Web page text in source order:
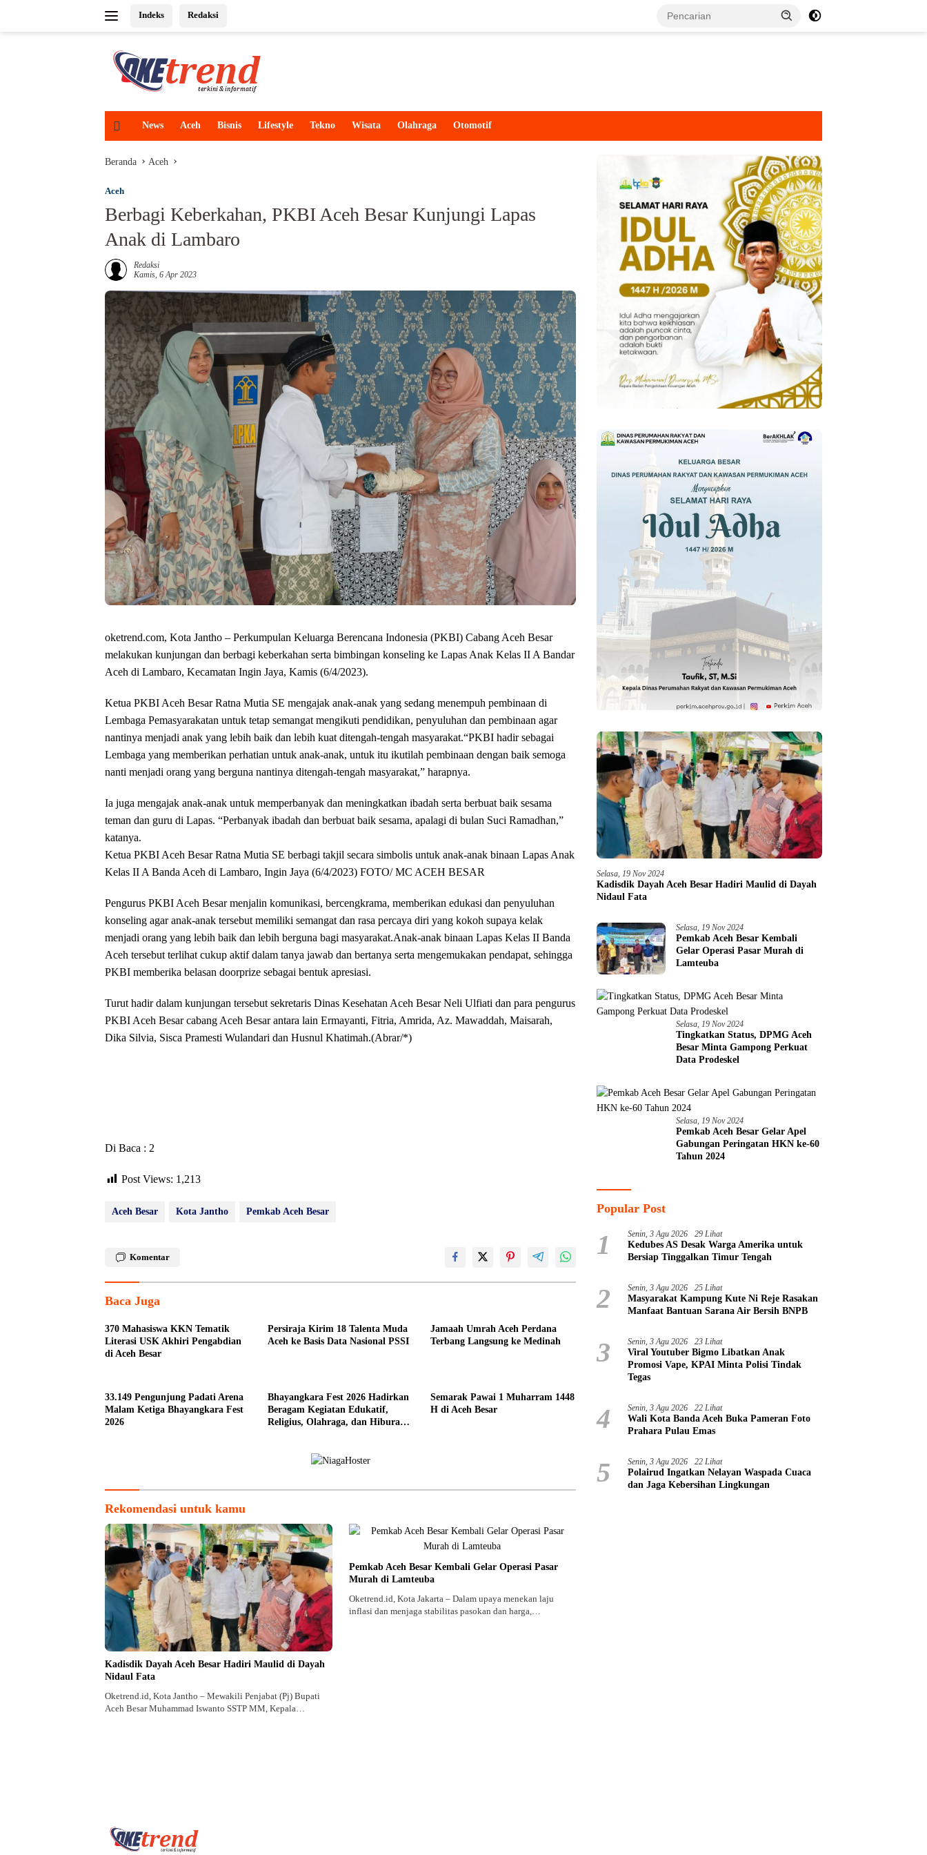
Indeks Redaksi
e
News Aceh Bisnis Lifestyle Tekno Wisata Olahraga Otomotif
Beranda Aceh
Aceh
Berbagi Keberkahan, PKBI Aceh Besar Kunjungi Lapas
Anak di Lambaro
Redaksi
Kamis, 6 Apr 2023
oketrend.com, Kota Jantho – Perkumpulan Keluarga Berencana Indonesia (PKBI) Cabang Aceh Besar
melakukan kunjungan dan berbagi keberkahan serta bimbingan konseling ke Lapas Anak Kelas II A Bandar
Aceh di Lambaro, Kecamatan Ingin Jaya, Kamis (6/4/2023).
Ketua PKBI Aceh Besar Ratna Mutia SE mengajak anak-anak yang sedang menempuh pembinaan di
Lembaga Pemasyarakatan untuk tetap semangat mengikuti pendidikan, penyuluhan dan pembinaan agar
nantinya menjadi anak yang lebih baik dan lebih kuat ditengah-tengah masyarakat.“PKBI hadir sebagai
Lembaga yang memberikan perhatian untuk anak-anak, untuk itu ikutilah pembinaan dengan baik semoga
nanti menjadi orang yang berguna nantinya ditengah-tengah masyarakat,” harapnya.
Ia juga mengajak anak-anak untuk memperbanyak dan meningkatkan ibadah serta berbuat baik sesama
teman dan guru di Lapas. “Perbanyak ibadah dan berbuat baik sesama, apalagi di bulan Suci Ramadhan,”
katanya.
Ketua PKBI Aceh Besar Ratna Mutia SE berbagi takjil secara simbolis untuk anak-anak binaan Lapas Anak
Kelas II A Banda Aceh di Lambaro, Ingin Jaya (6/4/2023) FOTO/ MC ACEH BESAR
Pengurus PKBI Aceh Besar menjalin komunikasi, bercengkrama, memberikan edukasi dan penyuluhan
konseling agar anak-anak tersebut memiliki semangat dan rasa percaya diri yang kokoh supaya kelak
menjadi orang yang lebih baik dan lebih berguna bagi masyarakat.Anak-anak binaan Lapas Kelas II Banda
Aceh tersebut terlihat cukup aktif dalam tanya jawab dan bertanya serta mengemukakan pendapat, sehingga
PKBI memberika belasan doorprize sebagai bentuk apresiasi.
Turut hadir dalam kunjungan tersebut sekretaris Dinas Kesehatan Aceh Besar Neli Ulfiati dan para pengurus
PKBI Aceh Besar cabang Aceh Besar antara lain Ermayanti, Fitria, Amrida, Az. Mawaddah, Maisarah,
Dika Silvia, Sisca Pramesti Wulandari dan Husnul Khatimah.(Abrar/*)
Di Baca : 2
Post Views: 1,213
Aceh Besar Kota Jantho Pemkab Aceh Besar
Komentar
Baca Juga
370 Mahasiswa KKN Tematik
Literasi USK Akhiri Pengabdian
di Aceh Besar
Persiraja Kirim 18 Talenta Muda
Aceh ke Basis Data Nasional PSSI
Jamaah Umrah Aceh Perdana
Terbang Langsung ke Medinah
33.149 Pengunjung Padati Arena
Malam Ketiga Bhayangkara Fest
2026
Bhayangkara Fest 2026 Hadirkan
Beragam Kegiatan Edukatif,
Religius, Olahraga, dan Hiburan
Semarak Pawai 1 Muharram 1448
H di Aceh Besar
Rekomendasi untuk kamu
Kadisdik Dayah Aceh Besar Hadiri Maulid di Dayah
Nidaul Fata
Oketrend.id, Kota Jantho – Mewakili Penjabat (Pj) Bupati
Aceh Besar Muhammad Iswanto SSTP MM, Kepala…
Pemkab Aceh Besar Kembali Gelar Operasi Pasar
Murah di Lamteuba
Oketrend.id, Kota Jakarta – Dalam upaya menekan laju
inflasi dan menjaga stabilitas pasokan dan harga,…
Selasa, 19 Nov 2024
Kadisdik Dayah Aceh Besar Hadiri Maulid di Dayah
Nidaul Fata
Selasa, 19 Nov 2024
Pemkab Aceh Besar Kembali
Gelar Operasi Pasar Murah di
Lamteuba
Selasa, 19 Nov 2024
Tingkatkan Status, DPMG Aceh
Besar Minta Gampong Perkuat
Data Prodeskel
Selasa, 19 Nov 2024
Pemkab Aceh Besar Gelar Apel
Gabungan Peringatan HKN ke-60
Tahun 2024
Popular Post
1 Senin, 3 Agu 2026 29 Lihat
Kedubes AS Desak Warga Amerika untuk
Bersiap Tinggalkan Timur Tengah
2 Senin, 3 Agu 2026 25 Lihat
Masyarakat Kampung Kute Ni Reje Rasakan
Manfaat Bantuan Sarana Air Bersih BNPB
3 Senin, 3 Agu 2026 23 Lihat
Viral Youtuber Bigmo Libatkan Anak
Promosi Vape, KPAI Minta Polisi Tindak
Tegas
4 Senin, 3 Agu 2026 22 Lihat
Wali Kota Banda Aceh Buka Pameran Foto
Prahara Pulau Emas
5 Senin, 3 Agu 2026 22 Lihat
Polairud Ingatkan Nelayan Waspada Cuaca
dan Jaga Kebersihan Lingkungan